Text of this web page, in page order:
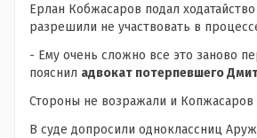
Ерлан Кобжасаров подал
разрешили не участвовать в
- Ему очень сложно все это заново
пояснил адвокат потерпевшего
Стороны не возражали и Копжасаров
В суде допросили одноклассниц